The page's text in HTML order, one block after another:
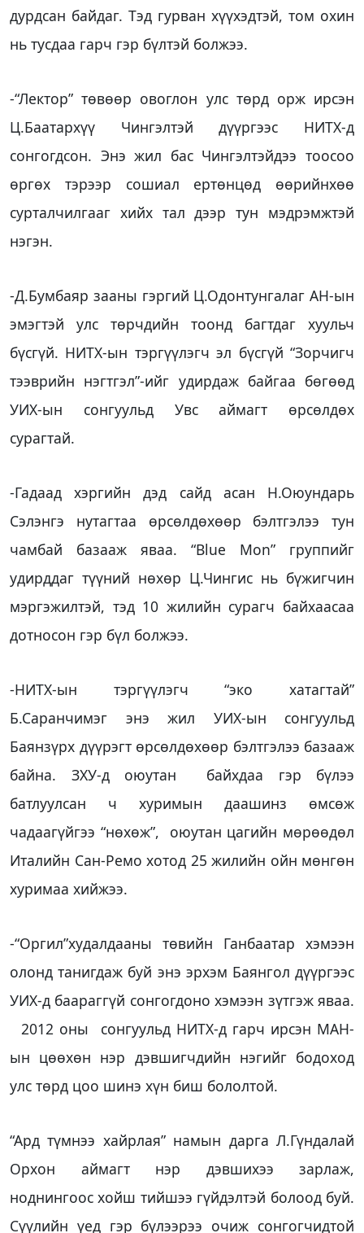
дурдсан байдаг. Тэд гурван хүүхэдтэй, том охин
нь тусдаа гарч гэр бүлтэй болжээ.
-“Лектор” төвөөр овоглон улс төрд орж ирсэн
Ц.Баатархүү Чингэлтэй дүүргээс НИТХ-д
сонгогдсон. Энэ жил бас Чингэлтэйдээ тоосоо
өргөх тэрээр сошиал ертөнцөд өөрийнхөө
сурталчилгааг хийх тал дээр тун мэдрэмжтэй
нэгэн.
-Д.Бумбаяр зааны гэргий Ц.Одонтунгалаг АН-ын
эмэгтэй улс төрчдийн тоонд багтдаг хуульч
бүсгүй. НИТХ-ын тэргүүлэгч эл бүсгүй “Зорчигч
тээврийн нэгтгэл”-ийг удирдаж байгаа бөгөөд
УИХ-ын сонгуульд Увс аймагт өрсөлдөх
сурагтай.
-Гадаад хэргийн дэд сайд асан Н.Оюундарь
Сэлэнгэ нутагтаа өрсөлдөхөөр бэлтгэлээ тун
чамбай базааж яваа. “Blue Mon” группийг
удирддаг түүний нөхөр Ц.Чингис нь бүжигчин
мэргэжилтэй, тэд 10 жилийн сурагч байхаасаа
дотносон гэр бүл болжээ.
-НИТХ-ын тэргүүлэгч “эко хатагтай”
Б.Саранчимэг энэ жил УИХ-ын сонгуульд
Баянзүрх дүүрэгт өрсөлдөхөөр бэлтгэлээ базааж
байна. ЗХУ-д оюутан байхдаа гэр бүлээ
батлуулсан ч хуримын даашинз өмсөж
чадаагүйгээ “нөхөж”, оюутан цагийн мөрөөдөл
Италийн Сан-Ремо хотод 25 жилийн ойн мөнгөн
хуримаа хийжээ.
-“Оргил”худалдааны төвийн Ганбаатар хэмээн
олонд танигдаж буй энэ эрхэм Баянгол дүүргээс
УИХ-д баараггүй сонгогдоно хэмээн зүтгэж яваа.
2012 оны сонгуульд НИТХ-д гарч ирсэн МАН-
ын цөөхөн нэр дэвшигчдийн нэгийг бодоход
улс төрд цоо шинэ хүн биш бололтой.
“Ард түмнээ хайрлая” намын дарга Л.Гүндалай
Орхон аймагт нэр дэвшихээ зарлаж,
ноднингоос хойш тийшээ гүйдэлтэй болоод буй.
Сүүлийн үед гэр бүлээрээ очиж сонгогчидтой